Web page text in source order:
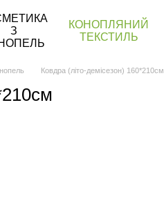
З
КОНОПЛЯНИЙ
ТЕКСТИЛЬ
Ковдра (літо-демісезон) 160*210см